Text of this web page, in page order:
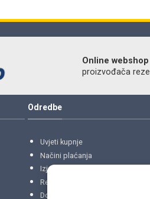
Online
proizvođača
Odredbe
Uvjeti kupnje
Načini plaćanja
Izjava o privatnosti
Reklamacije
Dostava i isporuke